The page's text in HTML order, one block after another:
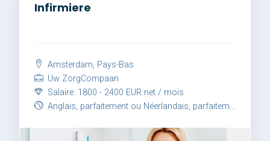
Infirmiere
Amsterdam, Pays-Bas
Uw ZorgCompaan
Salaire: 1800 - 2400 EUR net / mois
Anglais, parfaitement ou Néerlandais, parfaitement